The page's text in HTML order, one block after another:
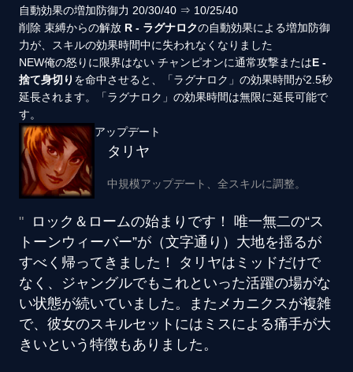
自動効果の増加防御力 20/30/40 ⇒ 10/25/40
削除 束縛からの解放 R - ラグナロクの自動効果による増加防御
力が、スキルの効果時間中に失われなくなりました
NEW俺の怒りに限界はない チャンピオンに通常攻撃またはE -
捨て身切り を命中させると、「ラグナロク」の効果時間が2.5秒
延長されます。「ラグナロク」の効果時間は無限に延長可能で
す。
アップデート
タリヤ
中規模アップデート、全スキルに調整。
ロック＆ロームの始まりです！ 唯一無二の“ス
トーンウィーバー”が（文字通り）大地を揺るが
すべく帰ってきました！ タリヤはミッドだけで
なく、ジャングルでもこれといった活躍の場がな
い状態が続いていました。またメカニクスが複雑
で、彼女のスキルセットにはミスによる痛手が大
きいという特徴もありました。